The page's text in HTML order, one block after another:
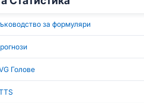
за формуляри
Голове